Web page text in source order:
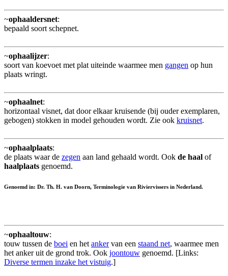
~ophaaldersnet:
bepaald soort schepnet.
~ophaalijzer:
soort van koevoet met plat uiteinde waarmee men gangen op hun
plaats wringt.
~ophaalnet:
horizontaal visnet, dat door elkaar kruisende (bij ouder exemplaren,
gebogen) stokken in model gehouden wordt. Zie ook kruisnet.
~ophaalplaats:
de plaats waar de zegen aan land gehaald wordt. Ook de haal of
haalplaats genoemd.
Genoemd in: Dr. Th. H. van Doorn, Terminologie van Riviervissers in Nederland.
~ophaaltouw:
touw tussen de boei en het ankervan een staand net, waarmee men
het anker uit de grond trok. Ook joontouw genoemd. [Links:
Diverse termen inzake het vistuig.]